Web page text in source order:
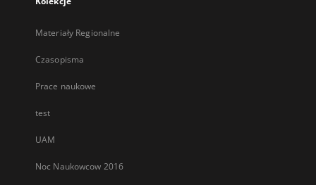
Materiały Regionalne
Czasopisma
Prace naukowe
test
UAM
Noc Naukowcow 2016